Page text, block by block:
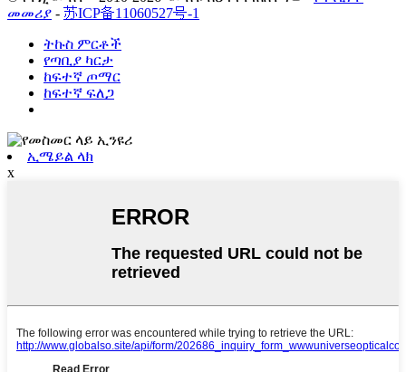
መመሪያ - 苏ICP备11060527号-1
ትኩስ ምርቶች
የጣቢያ ካርታ
ከፍተኛ ጦማር
ከፍተኛ ፍለጋ
ኢሜይል ላክ
x